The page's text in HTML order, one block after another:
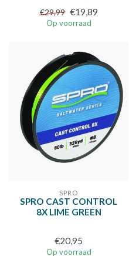
€29,99 €19,89
Op voorraad
SPRO
SPRO CAST CONTROL
8X LIME GREEN
€20,95
Op voorraad